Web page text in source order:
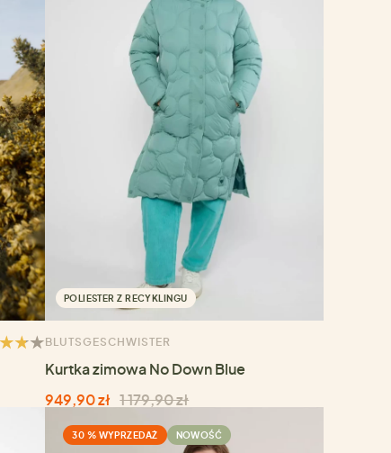
POLIESTER Z RECYKLINGU
BLUTSGESCHWISTER
Kurtka zimowa No Down Blue
949,90 zł 1 179,90 zł
30 % WYPRZEDAŻ NOWOŚĆ